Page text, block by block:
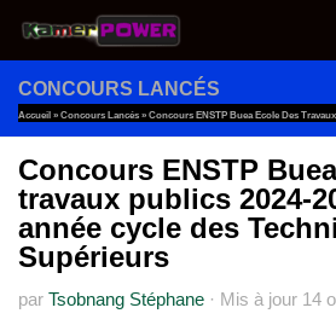
Au dessous du contenu
CONCOURS LANCÉS
Accueil » Concours Lancés » Concours ENSTP Buea Ecole Des
Techniciens Supérieurs
Concours ENSTP
travaux publics 2024-
année cycle des
Supérieurs
par Tsobnang Stéphane · Mis à jour 14